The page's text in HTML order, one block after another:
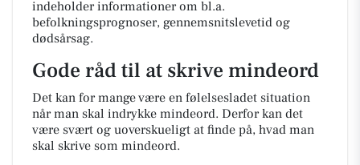
indeholder informationer om bl.a.
befolkningsprognoser, gennemsnitslevetid og
dødsårsag.
Gode råd til at skrive mindeord
Det kan for mange være en følelsesladet situation
når man skal indrykke mindeord. Derfor kan det
være svært og uoverskueligt at finde på, hvad man
skal skrive som mindeord.